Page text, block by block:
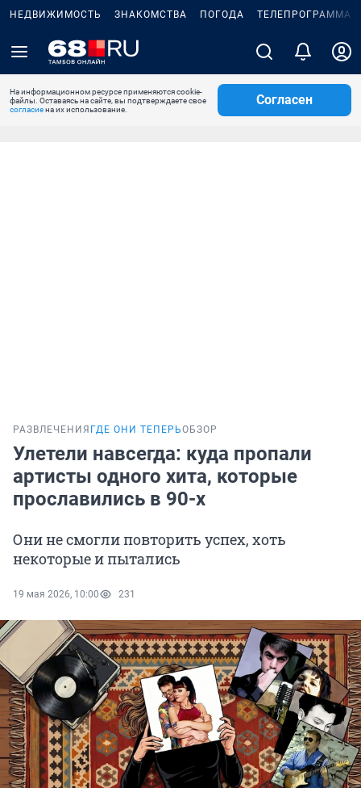
НЕДВИЖИМОСТЬ ЗНАКОМСТВА ПОГОДА ТЕЛЕПРОГРАММА
На информационном ресурсе применяются cookie-
файлы. Оставаясь на сайте, вы подтверждаете свое
согласиена их использование.
Согласен
РАЗВЛЕЧЕНИЯ ГДЕ ОНИ ТЕПЕРЬОБЗОР
Улетели навсегда: куда пропали
артисты одного хита, которые
прославились в 90-х
Они не смогли повторить успех, хоть
некоторые и пытались
19 мая 2026, 10:00 231